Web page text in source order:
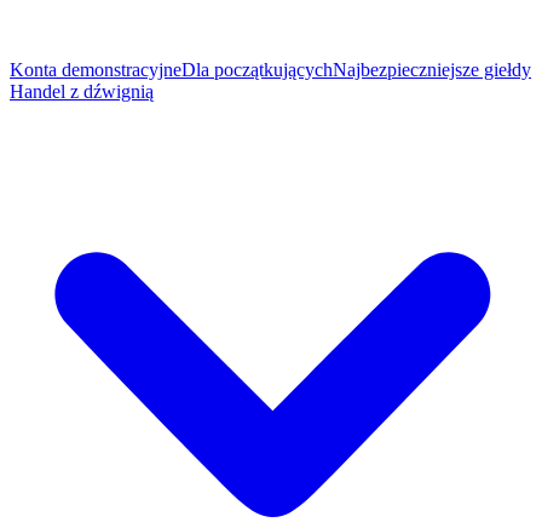
Konta demonstracyjneDla początkującychNajbezpieczniejsze giełdy
Handel z dźwignią